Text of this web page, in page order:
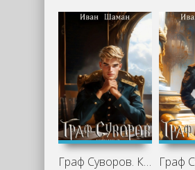
Граф Суворов. Книга 8 - Иван Шаман